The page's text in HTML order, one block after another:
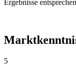
Ergebnisse
5